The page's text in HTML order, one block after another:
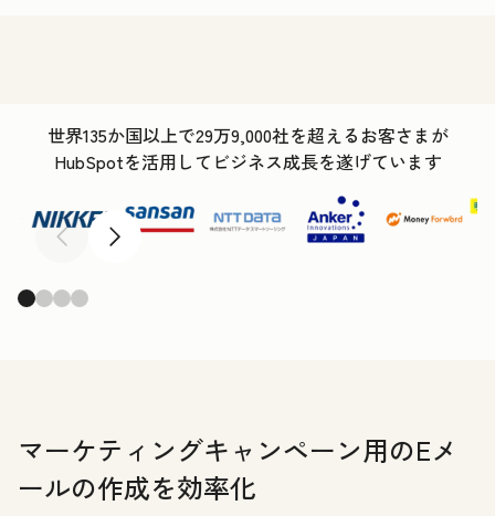
世界135か国以上で29万9,000社を超えるお客さまが
HubSpotを活用してビジネス成長を遂げています
前へ 次へ
マーケティングキャンペーン用のEメ
ールの作成を効率化